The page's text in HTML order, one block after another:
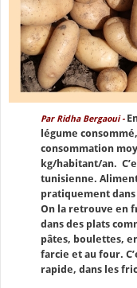
Par Ridha Bergaoui -
légume
consommation
kg/habitant/an.
tunisienne.
pratiquement
On la retrouve en
dans des plats
pâtes, boulettes,
farcie et au four.
rapide, dans les